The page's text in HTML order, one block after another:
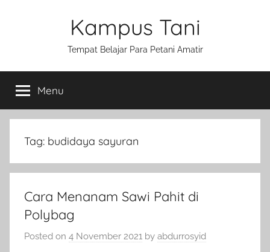
Kampus Tani
Tempat Belajar Para Petani Amatir
Menu
Tag: budidaya sayuran
Cara Menanam Sawi Pahit di
Polybag
Posted on 4 November 2021 by abdurrosyid